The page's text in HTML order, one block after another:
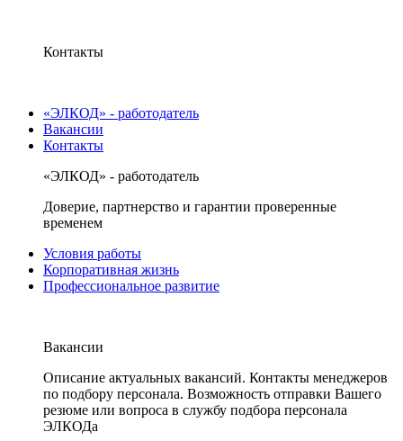
Контакты
«ЭЛКОД» - работодатель
Вакансии
Контакты
«ЭЛКОД» - работодатель
Доверие, партнерство и гарантии проверенные
временем
Условия работы
Корпоративная жизнь
Профессиональное развитие
Вакансии
Описание актуальных вакансий. Контакты менеджеров
по подбору персонала. Возможность отправки Вашего
резюме или вопроса в службу подбора персонала
ЭЛКОДа